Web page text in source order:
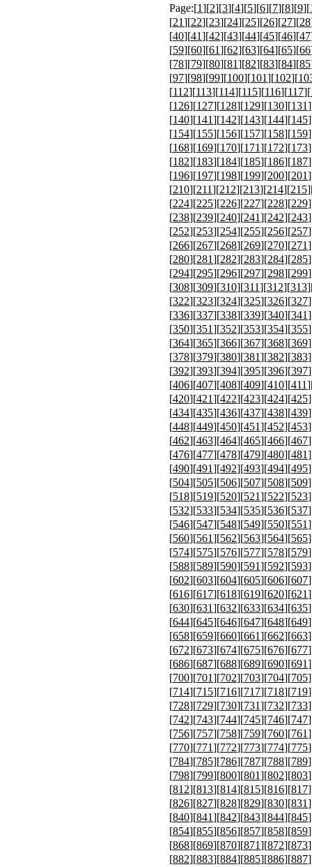
Page:[1][2][3][4][5][6][7][8][9][
[21][22][23][24][25][26][27][28
[40][41][42][43][44][45][46][47
[59][60][61][62][63][64][65][66
[78][79][80][81][82][83][84][85
[97][98][99][100][101][102][
[112][113][114][115][116][117][
[126][127][128][129][130][131
[140][141][142][143][144][145
[154][155][156][157][158][159
[168][169][170][171][172][173
[182][183][184][185][186][187
[196][197][198][199][200][201
[210][211][212][213][214][215
[224][225][226][227][228][229
[238][239][240][241][242][243
[252][253][254][255][256][257
[266][267][268][269][270][271
[280][281][282][283][284][285
[294][295][296][297][298][299
[308][309][310][311][312][313
[322][323][324][325][326][327
[336][337][338][339][340][341
[350][351][352][353][354][355
[364][365][366][367][368][369
[378][379][380][381][382][383
[392][393][394][395][396][397
[406][407][408][409][410][411
[420][421][422][423][424][425
[434][435][436][437][438][439
[448][449][450][451][452][453
[462][463][464][465][466][467
[476][477][478][479][480][481
[490][491][492][493][494][495
[504][505][506][507][508][509
[518][519][520][521][522][523
[532][533][534][535][536][537
[546][547][548][549][550][551
[560][561][562][563][564][565
[574][575][576][577][578][579
[588][589][590][591][592][593
[602][603][604][605][606][607
[616][617][618][619][620][621
[630][631][632][633][634][635
[644][645][646][647][648][649
[658][659][660][661][662][663
[672][673][674][675][676][677
[686][687][688][689][690][691
[700][701][702][703][704][705
[714][715][716][717][718][719
[728][729][730][731][732][733
[742][743][744][745][746][747
[756][757][758][759][760][761
[770][771][772][773][774][775
[784][785][786][787][788][789
[798][799][800][801][802][803
[812][813][814][815][816][817
[826][827][828][829][830][831
[840][841][842][843][844][845
[854][855][856][857][858][859
[868][869][870][871][872][873
[882][883][884][885][886][887